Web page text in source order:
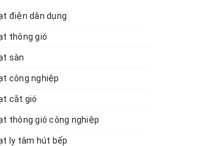
điện dân dụng
thông gió
sàn
công nghiệp
cắt gió
thông gió công nghiệp
ly tâm hút bếp